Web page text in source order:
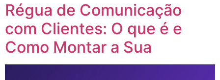
Régua de Comunicação
com Clientes: O que é e
Como Montar a Sua